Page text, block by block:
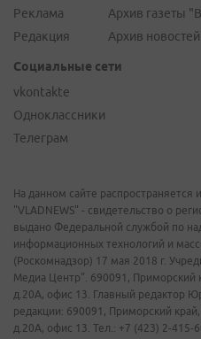
Реклама
Редакция
Архив газеты
Архив новостей
Социальные сети
vkontakte
Одноклассники
Телеграм
На данном сайте распространяется
"VLADNEWS" - свидетельство о
выдано Федеральной службой по
информационных технологий и
(Роскомнадзор) 17 мая 2018 г.
Медиа Центр". 690091, Приморский
д.20А, офис 13. Главный редактор
редакции: 690091, Приморский
д.20А, офис 13. Тел.: +7 (423) 2-415-